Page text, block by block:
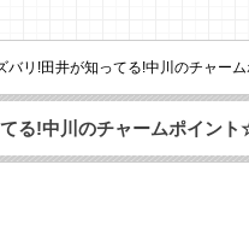
バリ!田井が知ってる!中川のチャー
る!中川のチャームポイン